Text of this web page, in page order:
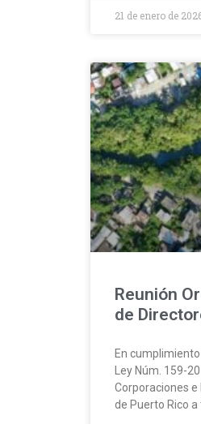
21 de enero de
Reunión
de
En
Ley Núm. 159-
Corporaciones
de Puerto Rico